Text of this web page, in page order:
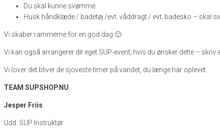
Du skal kunne svømme.
Husk håndklæde / badetøj /evt. våddragt / evt. badesko – skal
Vi skaber rammerne for en god dag 🙂
Vi kan også arrangerer dit eget SUP-event, hvis du ønsker dette – skriv
Vi lover det bliver de sjoveste timer på vandet, du længe har oplevet.
TEAM SUPSHOP.NU
Jesper Friis
Udd. SUP Instruktør